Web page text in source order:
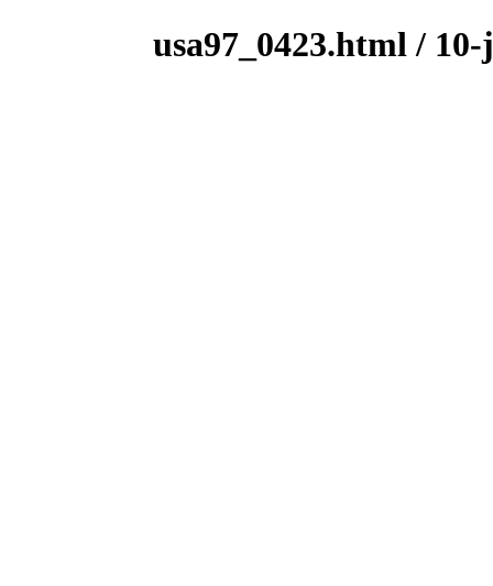
usa97_0423.html /